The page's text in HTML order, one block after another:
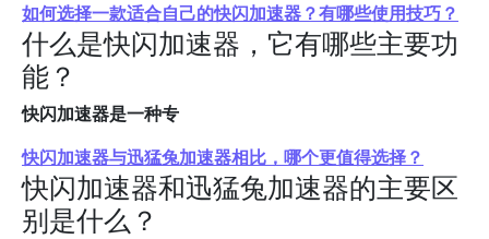
如何选择一款适合自己的快闪加速器？有哪些使用技巧？
什么是快闪加速器，它有哪些主要功
能？
快闪加速器是一种专
快闪加速器与迅猛兔加速器相比，哪个更值得选择？
快闪加速器和迅猛兔加速器的主要区
别是什么？